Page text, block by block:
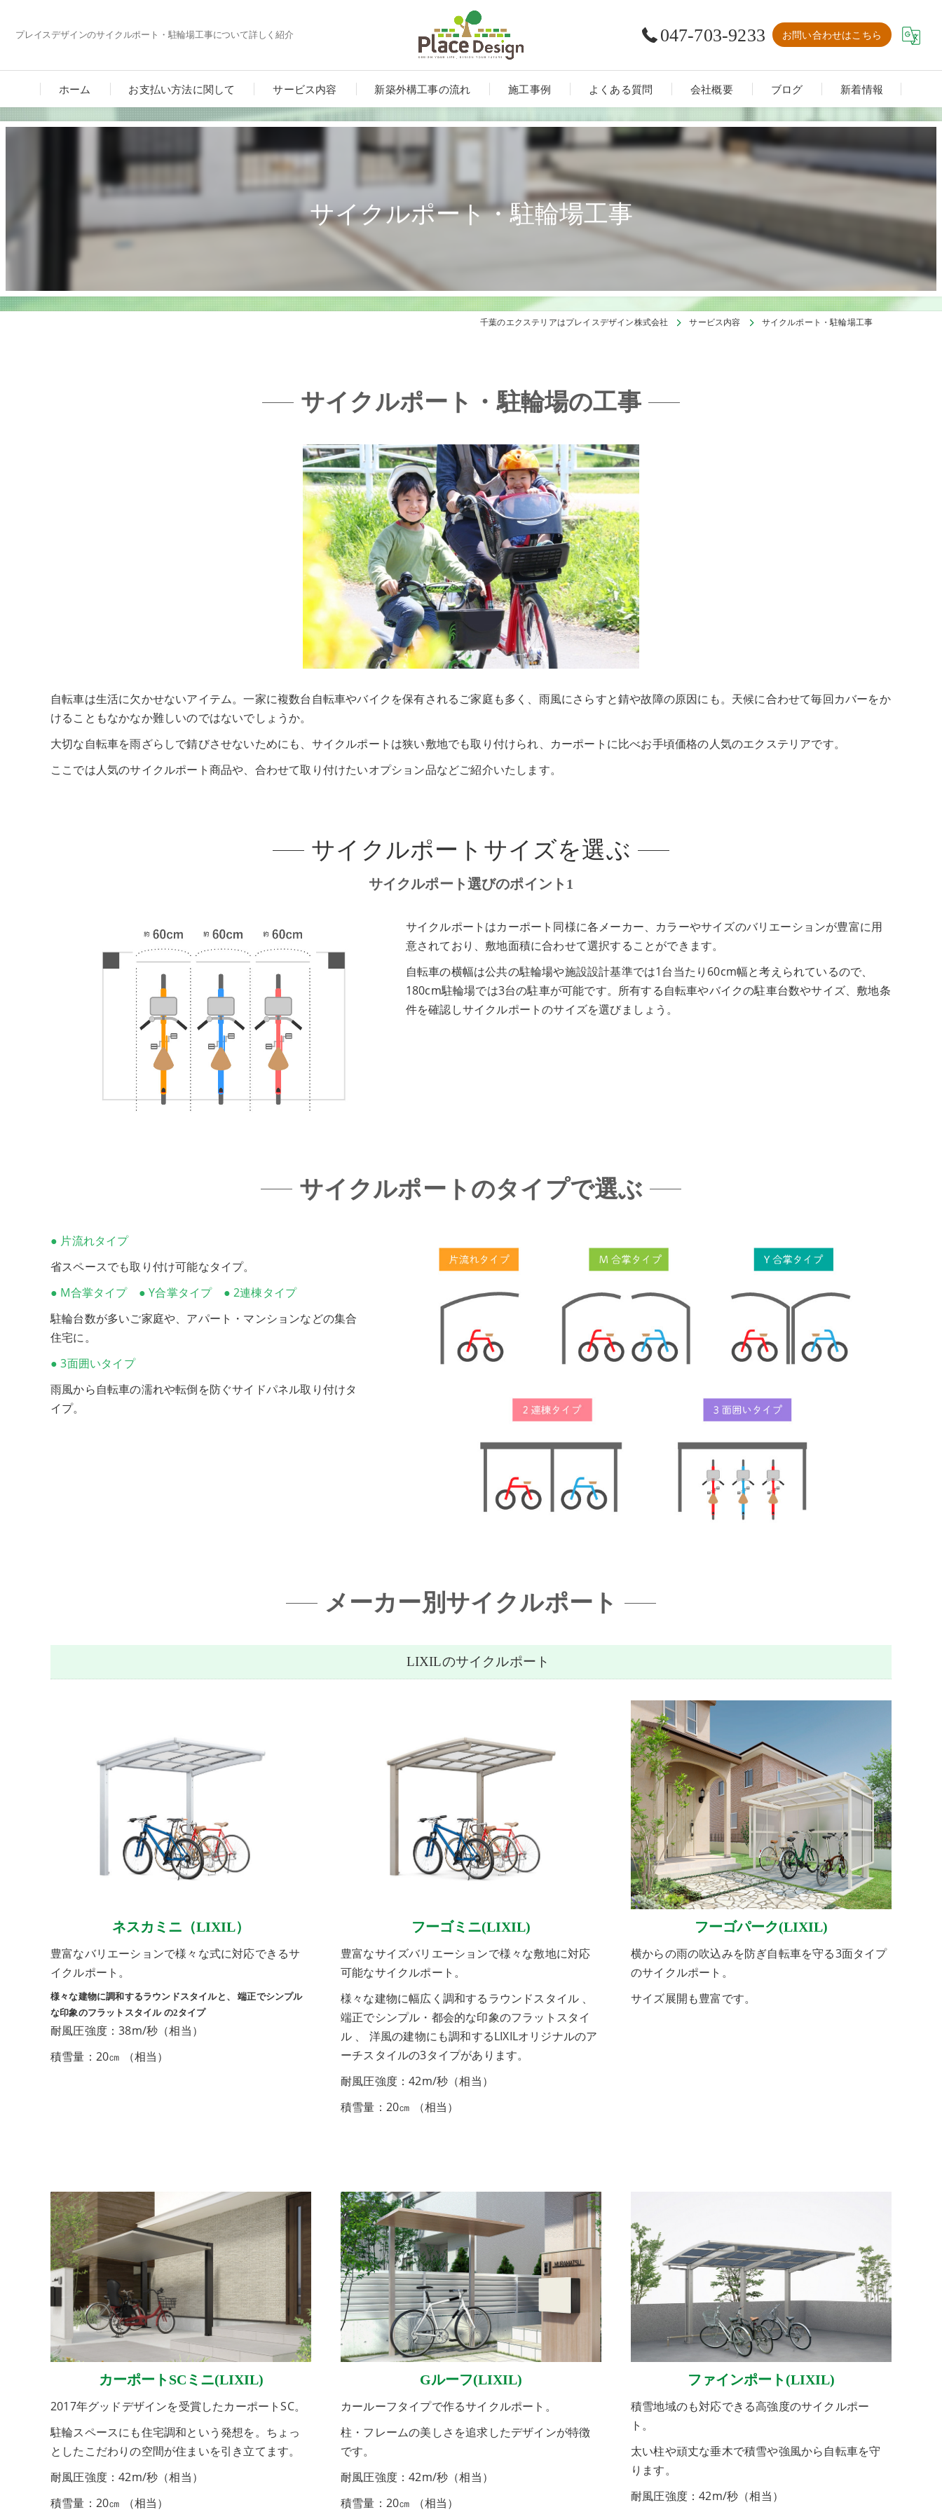
プレイスデザインのサイクルポート・駐輪場工事について詳しく紹介 047-703-9233 お問い合わせはこちら
ホーム お支払い方法に関して サービス内容
カーポート
ガーデンルーム・テラス・サンルーム
新築外構工事の流れ 施工事例 よくある質問 会社概要 ブログ 新着情報
サイクルポート・駐輪場工事
千葉のエクステリアはプレイスデザイン株式会社 サービス内容 サイクルポート・駐輪場工事
サイクルポート・駐輪場の工事
自転車は生活に欠かせないアイテム。一家に複数台自転車やバイクを保有されるご家庭も多く、雨風にさらすと錆や故障の原因にも。天候に合わせて毎回カバーをか
けることもなかなか難しいのではないでしょうか。
大切な自転車を雨ざらしで錆びさせないためにも、サイクルポートは狭い敷地でも取り付けられ、カーポートに比べお手頃価格の人気のエクステリアです。
ここでは人気のサイクルポート商品や、合わせて取り付けたいオプション品などご紹介いたします。
サイクルポート選びのポイント1
サイクルポートサイズを選ぶ
サイクルポートはカーポート同様に各メーカー、カラーやサイズのバリエーションが豊富に用
意されており、敷地面積に合わせて選択することができます。
自転車の横幅は公共の駐輪場や施設設計基準では1台当たり60cm幅と考えられているので、
180cm駐輪場では3台の駐車が可能です。所有する自転車やバイクの駐車台数やサイズ、敷地条
件を確認しサイクルポートのサイズを選びましょう。
サイクルポートのタイプで選ぶ
● 片流れタイプ
省スペースでも取り付け可能なタイプ。
● M合掌タイプ ● Y合掌タイプ ● 2連棟タイプ
駐輪台数が多いご家庭や、アパート・マンションなどの集合
住宅に。
● 3面囲いタイプ
雨風から自転車の濡れや転倒を防ぐサイドパネル取り付けタ
イプ。
メーカー別サイクルポート
LIXILのサイクルポート
ネスカミニ（LIXIL）
豊富なバリエーションで様々な式に対応できるサ
イクルポート。
様々な建物に調和するラウンドスタイルと、 端正でシンプル
な印象のフラットスタイル の2タイプ
耐風圧強度：38m/秒（相当）
積雪量：20㎝ （相当）
フーゴミニ(LIXIL)
豊富なサイズバリエーションで様々な敷地に対応
可能なサイクルポート。
様々な建物に幅広く調和するラウンドスタイル 、
端正でシンプル・都会的な印象のフラットスタイ
ル 、 洋風の建物にも調和するLIXILオリジナルのア
ーチスタイルの3タイプがあります。
耐風圧強度：42m/秒（相当）
積雪量：20㎝ （相当）
フーゴパーク(LIXIL)
横からの雨の吹込みを防ぎ自転車を守る3面タイプ
のサイクルポート。
サイズ展開も豊富です。
カーポートSCミニ(LIXIL)
2017年グッドデザインを受賞したカーポートSC。
駐輪スペースにも住宅調和という発想を。ちょっ
としたこだわりの空間が住まいを引き立てます。
耐風圧強度：42m/秒（相当）
積雪量：20㎝ （相当）
Gルーフ(LIXIL)
カールーフタイプで作るサイクルポート。
柱・フレームの美しさを追求したデザインが特徴
です。
耐風圧強度：42m/秒（相当）
積雪量：20㎝ （相当）
ファインポート(LIXIL)
積雪地域のも対応できる高強度のサイクルポー
ト。
太い柱や頑丈な垂木で積雪や強風から自転車を守
ります。
耐風圧強度：42m/秒（相当）